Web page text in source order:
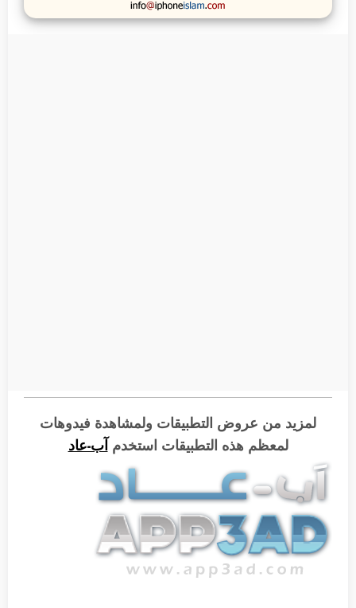
لمزيد من عروض التطبيقات ولمشاهدة فيدوهات
لمعظم هذه التطبيقات استخدمآب-عاد